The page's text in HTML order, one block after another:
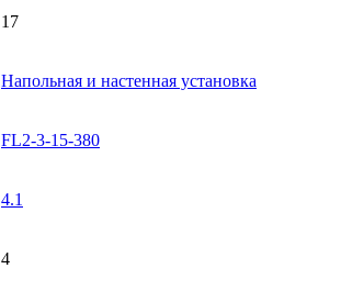
17
Напольная и настенная установка
FL2-3-15-380
4.1
4